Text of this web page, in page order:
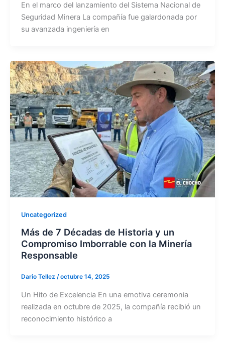
En el marco del lanzamiento del Sistema Nacional de
Seguridad Minera La compañía fue galardonada por
su avanzada ingeniería en
Uncategorized
Más de 7 Décadas de Historia y un
Compromiso Imborrable con la Minería
Responsable
Dario Tellez /octubre 14, 2025
Un Hito de Excelencia En una emotiva ceremonia
realizada en octubre de 2025, la compañía recibió un
reconocimiento histórico a